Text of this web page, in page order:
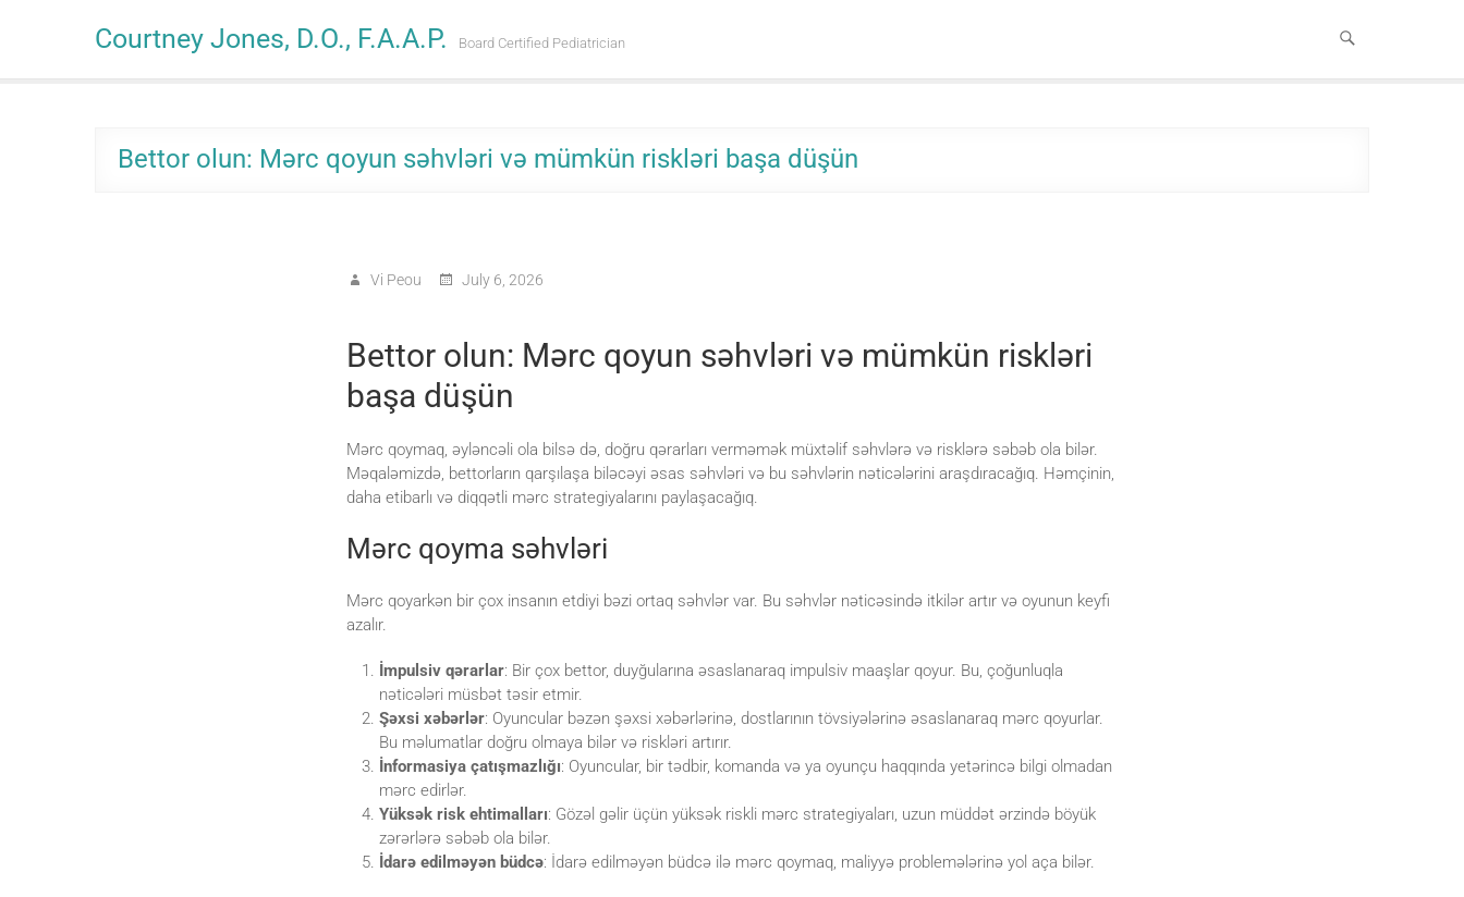
Courtney Jones, D.O., F.A.A.P. Board Certified Pediatrician
Bettor olun: Mərc qoyun səhvləri və mümkün riskləri başa düşün
Vi Peou July 6, 2026
Bettor olun: Mərc qoyun səhvləri və mümkün riskləri
başa düşün
Mərc qoymaq, əyləncəli ola bilsə də, doğru qərarları verməmək müxtəlif səhvlərə və risklərə səbəb ola bilər.
Məqaləmizdə, bettorların qarşılaşa biləcəyi əsas səhvləri və bu səhvlərin nəticələrini araşdıracağıq. Həmçinin,
daha etibarlı və diqqətli mərc strategiyalarını paylaşacağıq.
Mərc qoyma səhvləri
Mərc qoyarkən bir çox insanın etdiyi bəzi ortaq səhvlər var. Bu səhvlər nəticəsində itkilər artır və oyunun keyfi
azalır.
İmpulsiv qərarlar: Bir çox bettor, duyğularına əsaslanaraq impulsiv maaşlar qoyur. Bu, çoğunluqla
nəticələri müsbət təsir etmir.
Şəxsi xəbərlər: Oyuncular bəzən şəxsi xəbərlərinə, dostlarının tövsiyələrinə əsaslanaraq mərc qoyurlar.
Bu məlumatlar doğru olmaya bilər və riskləri artırır.
İnformasiya çatışmazlığı: Oyuncular, bir tədbir, komanda və ya oyunçu haqqında yetərincə bilgi olmadan
mərc edirlər.
Yüksək risk ehtimalları: Gözəl gəlir üçün yüksək riskli mərc strategiyaları, uzun müddət ərzində böyük
zərərlərə səbəb ola bilər.
İdarə edilməyən büdcə: İdarə edilməyən büdcə ilə mərc qoymaq, maliyyə problemələrinə yol aça bilər.